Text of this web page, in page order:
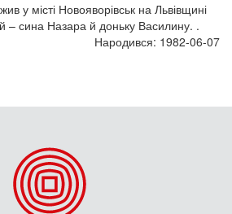
у місті Новояворівськ на Львівщині
– сина Назара й доньку Василину. .
Народився: 1982-06-07